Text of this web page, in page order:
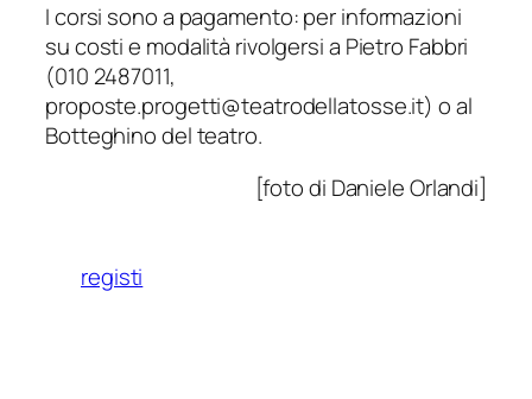
I corsi sono a pagamento: per informazioni
su costi e modalità rivolgersi a Pietro Fabbri
(010 2487011,
proposte.progetti@teatrodellatosse.it) o al
Botteghino del teatro.
[foto di Daniele Orlandi]
registi